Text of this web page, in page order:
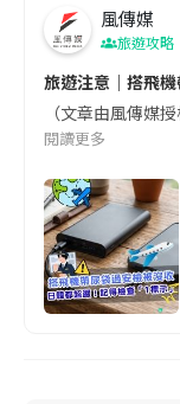
風傳媒
旅遊攻略
旅遊注意｜搭飛
（文章由風傳媒
閱讀更多